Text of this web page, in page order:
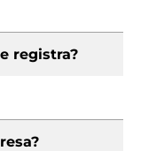
registra?